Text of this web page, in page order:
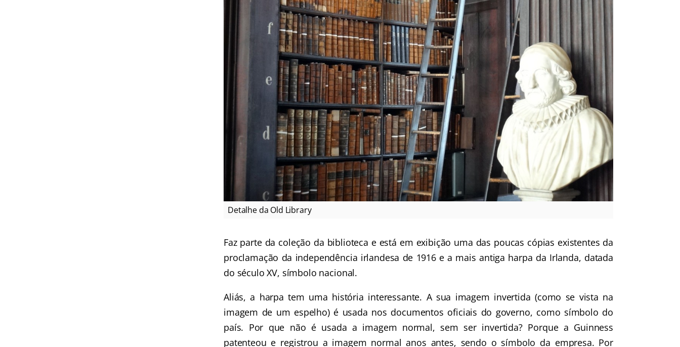
Detalhe da Old Library
Faz parte da coleção da biblioteca e está em exibição uma das poucas cópias existentes da
proclamação da independência irlandesa de 1916 e a mais antiga harpa da Irlanda, datada
do século XV, símbolo nacional.
Aliás, a harpa tem uma história interessante. A sua imagem invertida (como se vista na
imagem de um espelho) é usada nos documentos oficiais do governo, como símbolo do
país. Por que não é usada a imagem normal, sem ser invertida? Porque a Guinness
patenteou e registrou a imagem normal anos antes, sendo o símbolo da empresa. Por